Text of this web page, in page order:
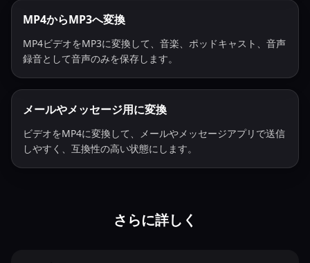
MP4からMP3へ変換
MP4ビデオをMP3に変換して、音楽、ポッドキャスト、音声
録音として音声のみを保存します。
メールやメッセージ用に変換
ビデオをMP4に変換して、メールやメッセージアプリで送信
しやすく、互換性の高い状態にします。
さらに詳しく